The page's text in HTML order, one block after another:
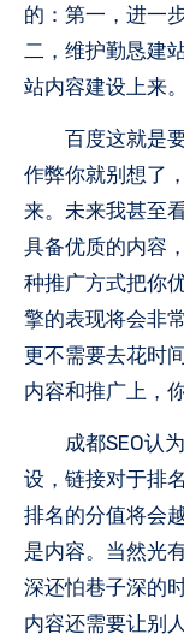
的：第一，进一
二，维护勤恳建
站内容建设上来。
百度这就是要
作弊你就别想了
来。未来我甚至
具备优质的内容
种推广方式把你
擎的表现将会非
更不需要去花时
内容和推广上，
成都SEO认为
设，链接对于排
排名的分值将会
是内容。当然光
深还怕巷子深的
内容还需要让别